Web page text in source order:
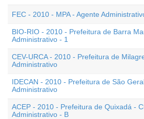
FEC - 2010 - MPA - Agente
BIO-RIO - 2010 - Prefeitura de Barra
Administrativo - 1
CEV-URCA - 2010 - Prefeitura de
Administrativo
IDECAN - 2010 - Prefeitura de São
Administrativo
ACEP - 2010 - Prefeitura de Quixadá -
Administrativo - B